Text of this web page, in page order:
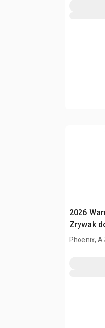
2026
Zrywak
312 / 12
Phoenix,